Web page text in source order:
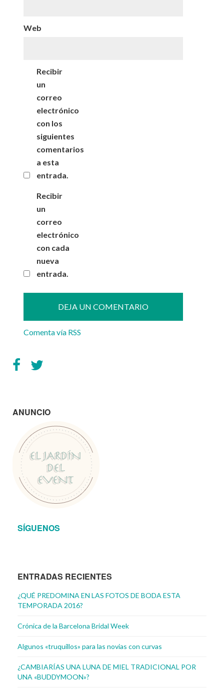
Web
Recibir
un
correo
electrónico
con los
siguientes
comentarios
a esta
entrada.
Recibir
un
correo
electrónico
con cada
nueva
entrada.
Comenta vía RSS
ANUNCIO
SÍGUENOS
ENTRADAS RECIENTES
¿QUÉ PREDOMINA EN LAS FOTOS DE BODA ESTA
TEMPORADA 2016?
Crónica de la Barcelona Bridal Week
Algunos «truquillos» para las novias con curvas
¿CAMBIARÍAS UNA LUNA DE MIEL TRADICIONAL POR
UNA «BUDDYMOON»?